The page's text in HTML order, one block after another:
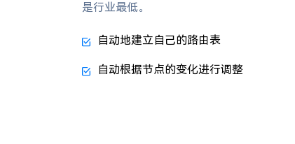
是行业最低。
自动地建立自己的路由表
自动根据节点的变化进行调整